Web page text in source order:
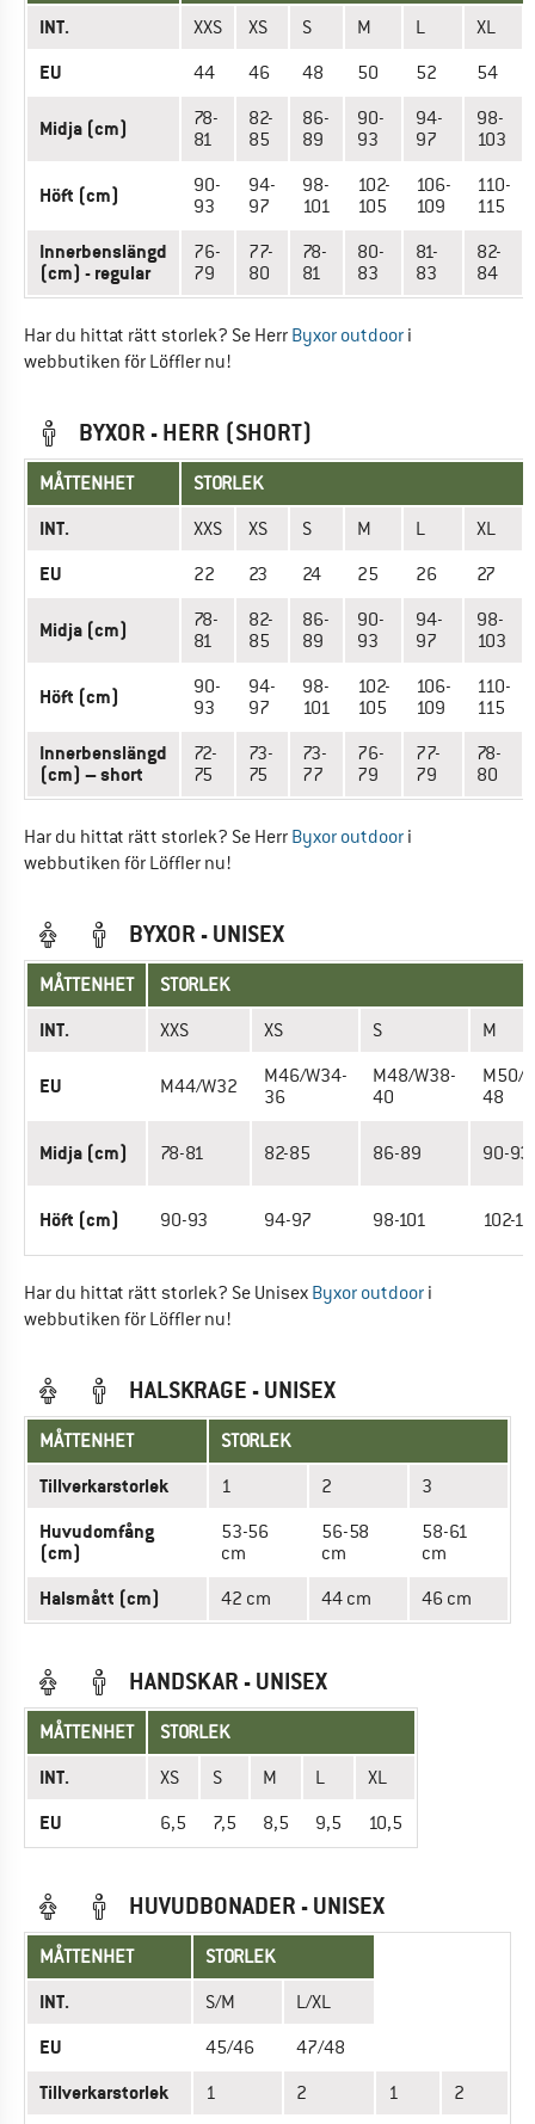
INT. XXS XS S M L XL
EU 44 46 48 50 52 54
Midja (cm)
78-
81
82-
85
86-
89
90-
93
94-
97
98-
103
Höft (cm)
90-
93
94-
97
98-
101
102-
105
106-
109
110-
115
Innerbenslängd
(cm) - regular
76-
79
77-
80
78-
81
80-
83
81-
83
82-
84
Har du hittat rätt storlek? Se Herr Byxor outdoor i
webbutiken för Löffler nu!
BYXOR - HERR (SHORT)
MÅTTENHET STORLEK
INT. XXS XS S M L XL
EU 22 23 24 25 26 27
Midja (cm)
78-
81
82-
85
86-
89
90-
93
94-
97
98-
103
Höft (cm)
90-
93
94-
97
98-
101
102-
105
106-
109
110-
115
Innerbenslängd
(cm) – short
72-
75
73-
75
73-
77
76-
79
77-
79
78-
80
Har du hittat rätt storlek? Se Herr Byxor outdoor i
webbutiken för Löffler nu!
BYXOR - UNISEX
MÅTTENHET STORLEK
INT. XXS XS S M
EU M44/W32
M46/W34-
36
M48/W38-
40
M50/
48
Midja (cm) 78-81 82-85 86-89 90-93
Höft (cm) 90-93 94-97 98-101 102-
Har du hittat rätt storlek? Se Unisex Byxor outdoor i
webbutiken för Löffler nu!
HALSKRAGE - UNISEX
MÅTTENHET STORLEK
Tillverkarstorlek 1 2 3
Huvudomfång
(cm)
53-56
cm
56-58
cm
58-61
cm
Halsmått (cm) 42 cm 44 cm 46 cm
HANDSKAR - UNISEX
MÅTTENHET STORLEK
INT. XS S M L XL
EU 6,5 7,5 8,5 9,5 10,5
HUVUDBONADER - UNISEX
MÅTTENHET STORLEK
INT. S/M L/XL
EU 45/46 47/48
Tillverkarstorlek 1 2 1 2